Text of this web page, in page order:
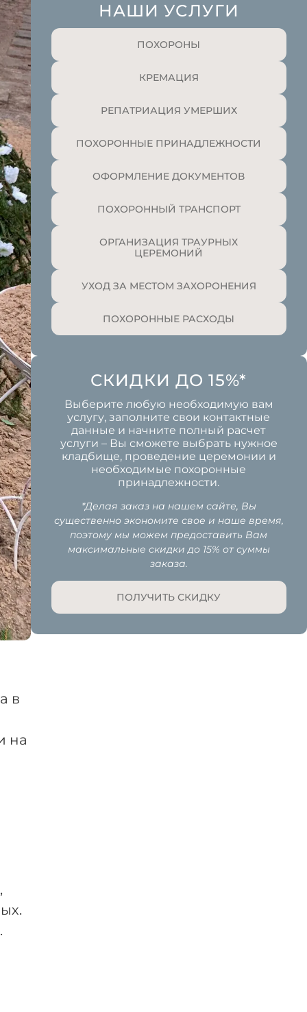
в
на
НАШИ УСЛУГИ
ПОХОРОНЫ
КРЕМАЦИЯ
РЕПАТРИАЦИЯ УМЕРШИХ
ПОХОРОННЫЕ ПРИНАДЛЕЖНОСТИ
ОФОРМЛЕНИЕ ДОКУМЕНТОВ
ПОХОРОННЫЙ ТРАНСПОРТ
ОРГАНИЗАЦИЯ ТРАУРНЫХ
ЦЕРЕМОНИЙ
УХОД ЗА МЕСТОМ ЗАХОРОНЕНИЯ
ПОХОРОННЫЕ РАСХОДЫ
СКИДКИ ДО 15%*
Выберите любую необходимую вам
услугу, заполните свои контактные
данные и начните полный расчет
услуги – Вы сможете выбрать нужное
кладбище, проведение церемонии и
необходимые похоронные
принадлежности.
*Делая заказ на нашем сайте, Вы
существенно экономите свое и наше время,
поэтому мы можем предоставить Вам
максимальные скидки до 15% от суммы
заказа.
ПОЛУЧИТЬ СКИДКУ